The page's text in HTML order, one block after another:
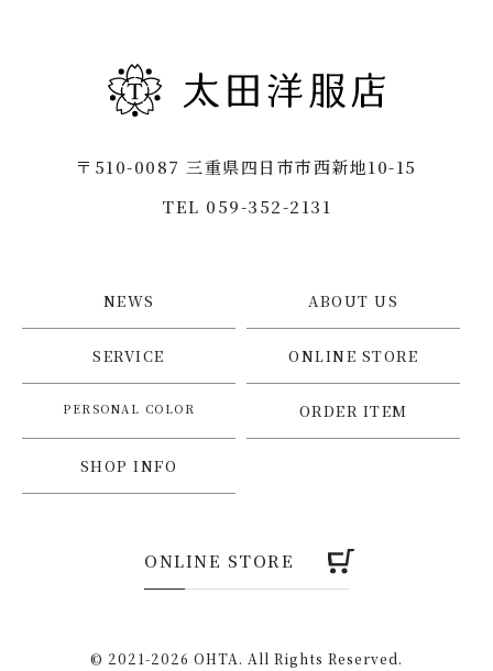
〒510-0087 三重県四日市市西新地10-15
TEL 059-352-2131
NEWS ABOUT US
SERVICE ONLINE STORE
PERSONAL COLOR ORDER ITEM
SHOP INFO
ONLINE STORE
© 2021-2026 OHTA. All Rights Reserved.